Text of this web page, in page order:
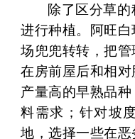
除了区分草
进行种植。阿旺
场兜兜转转，把
在房前屋后和相
产量高的早熟品
料需求；针对坡
地，选择一些在